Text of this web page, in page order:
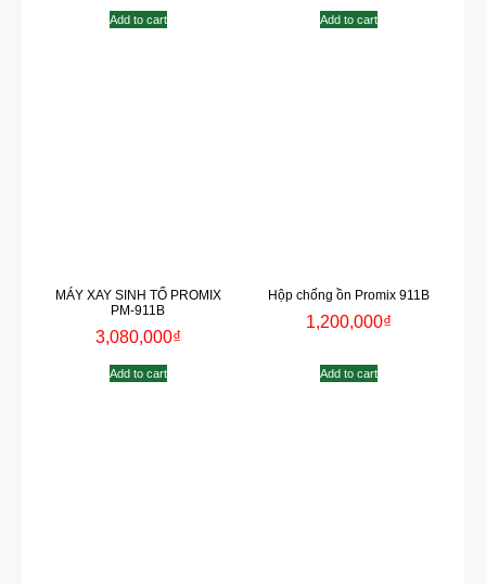
Add to cart Add to cart
MÁY XAY SINH TỐ PROMIX
PM-911B
3,080,000₫
Add to cart
Hộp chống ồn Promix 911B
1,200,000₫
Add to cart